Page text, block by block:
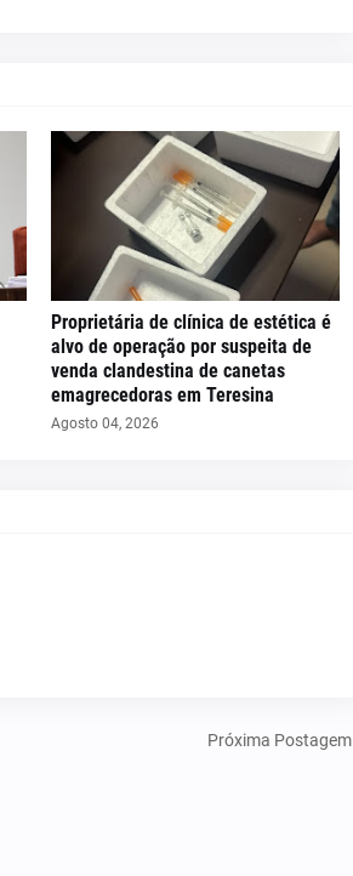
Proprietária de clínica de estética é
alvo de operação por suspeita de
venda clandestina de canetas
emagrecedoras em Teresina
Agosto 04, 2026
Próxima Postagem